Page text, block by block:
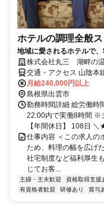
ホテルの調理全般
地域に愛されるホテルで、
株式会社丸三 湖畔の
交通・アクセス 山陰本
月給240,000円以上
島根県出雲市
勤務時間詳細 総労働時
22:00内で実働8時間 ※
【年間休日】 108日
仕事内容 ＜この求人の
ため、料理の幅を広げ
社宅制度など福利厚生
じてお客...
主婦・主夫歓迎 資格取得支援
有資格者歓迎
研修あり 賞与